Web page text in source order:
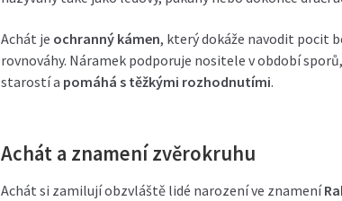
Achát je ochranný kámen, který dokáže navodit pocit
rovnováhy. Náramek podporuje nositele v období
starostí a pomáhá s těžkými rozhodnutími.
Achát a znamení zvěrokruhu
Achát si zamilují obzvláště lidé narození ve znamení